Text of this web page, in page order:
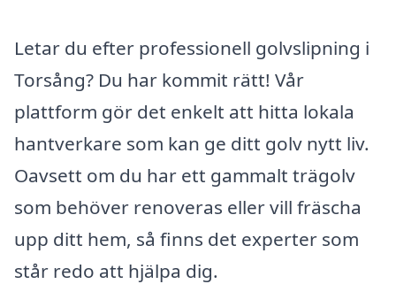
Letar du efter professionell golvslipning i
Torsång? Du har kommit rätt! Vår
plattform gör det enkelt att hitta lokala
hantverkare som kan ge ditt golv nytt liv.
Oavsett om du har ett gammalt trägolv
som behöver renoveras eller vill fräscha
upp ditt hem, så finns det experter som
står redo att hjälpa dig.